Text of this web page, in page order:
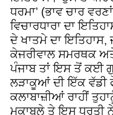
ਧਰਮਾ’ (ਭਾਵ ਚਾਰ
ਵਿਚਾਰਧਾਰਾ ਦਾ
ਦੇ ਖਾਤਮੇ ਦਾ
ਕੇਜਰੀਵਾਲ ਸਮਰਥਕ
ਪੰਜਾਬ ਤਾਂ ਇਸ ਤੋਂ ਕਈ
ਲੜਾਕੂਆਂ ਦੀ ਇੱਕ ਵੱਡੀ
ਕਲਾਬਾਜ਼ੀਆਂ ਰਾਹੀਂ
ਮੁਕਾਬਲੇ ਤੇ ਇਸ ਧਰਤੀ ਨੇ